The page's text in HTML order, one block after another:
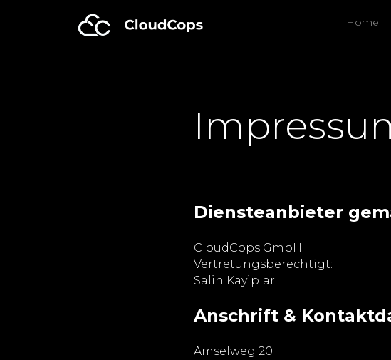
Home
Diensteanbieter
CloudCops GmbH
Vertretungsberechtigt:
Salih Kayiplar
Anschrift &
Amselweg 20